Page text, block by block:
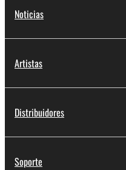
Noticias
Artistas
Distribuidores
Soporte